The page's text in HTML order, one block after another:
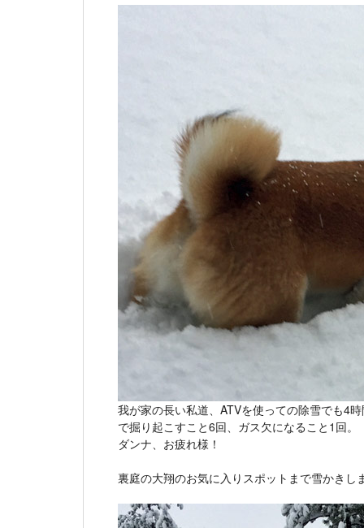
我が家の長い私道、ATVを使っての除雪でも4
で掘り起こすこと6回、ガス欠になること1回。
ダンナ、お疲れ様！
裏庭の大翔のお気に入りスポットまで雪かきし